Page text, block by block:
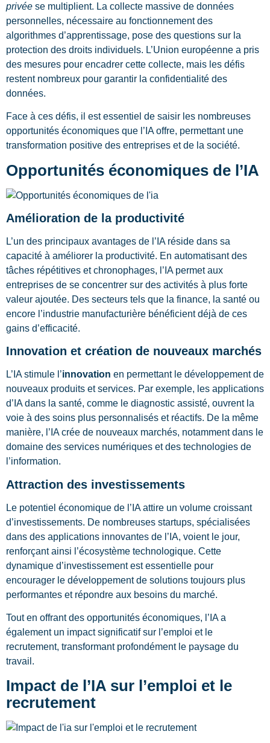
privée se multiplient. La collecte massive de données
personnelles, nécessaire au fonctionnement des
algorithmes d’apprentissage, pose des questions sur la
protection des droits individuels. L’Union européenne a pris
des mesures pour encadrer cette collecte, mais les défis
restent nombreux pour garantir la confidentialité des
données.
Face à ces défis, il est essentiel de saisir les nombreuses
opportunités économiques que l’IA offre, permettant une
transformation positive des entreprises et de la société.
Opportunités économiques de l’IA
Amélioration de la productivité
L’un des principaux avantages de l’IA réside dans sa
capacité à améliorer la productivité. En automatisant des
tâches répétitives et chronophages, l’IA permet aux
entreprises de se concentrer sur des activités à plus forte
valeur ajoutée. Des secteurs tels que la finance, la santé ou
encore l’industrie manufacturière bénéficient déjà de ces
gains d’efficacité.
Innovation et création de nouveaux marchés
L’IA stimule l’innovation en permettant le développement de
nouveaux produits et services. Par exemple, les applications
d’IA dans la santé, comme le diagnostic assisté, ouvrent la
voie à des soins plus personnalisés et réactifs. De la même
manière, l’IA crée de nouveaux marchés, notamment dans le
domaine des services numériques et des technologies de
l’information.
Attraction des investissements
Le potentiel économique de l’IA attire un volume croissant
d’investissements. De nombreuses startups, spécialisées
dans des applications innovantes de l’IA, voient le jour,
renforçant ainsi l’écosystème technologique. Cette
dynamique d’investissement est essentielle pour
encourager le développement de solutions toujours plus
performantes et répondre aux besoins du marché.
Tout en offrant des opportunités économiques, l’IA a
également un impact significatif sur l’emploi et le
recrutement, transformant profondément le paysage du
travail.
Impact de l’IA sur l’emploi et le
recrutement